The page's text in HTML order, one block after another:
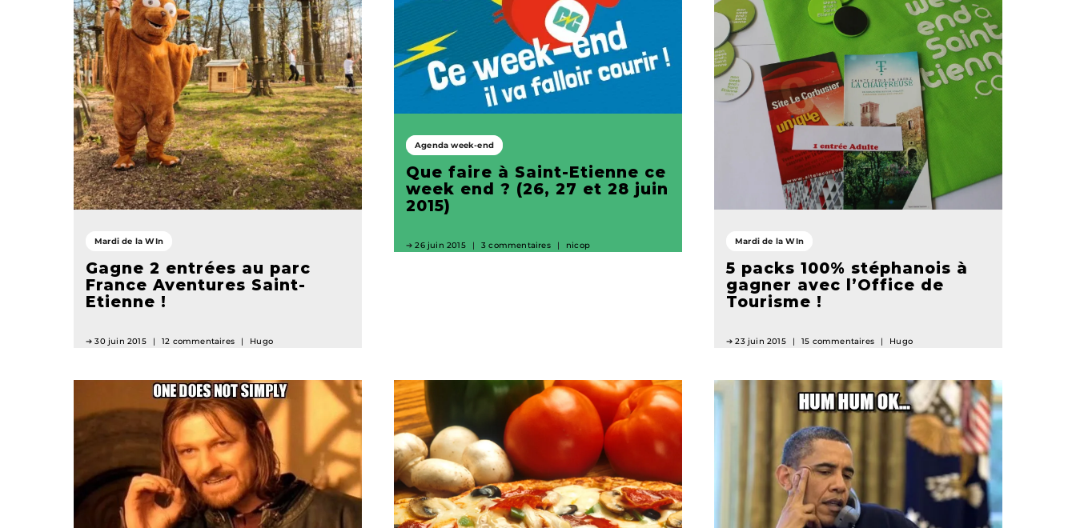
Mardi de la WIn
Gagne 2 entrées au parc
France Aventures Saint-
Etienne !
30 juin 2015 12 commentaires Hugo
Agenda week-end
Que faire à Saint-Etienne ce
week end ? (26, 27 et 28 juin
2015)
26 juin 2015 3 commentaires nicop Mardi de la WIn
5 packs 100% stéphanois à
gagner avec l’Office de
Tourisme !
23 juin 2015 15 commentaires Hugo